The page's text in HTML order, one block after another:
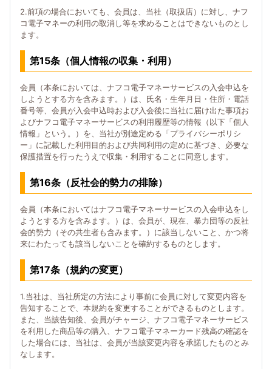
2.前項の場合においても、会員は、当社（取扱店）に対し、ナフ
コ電子マネーの利用の取消し等を求めることはできないものとし
ます。
第15条（個人情報の収集・利用）
会員（本条においては、ナフコ電子マネーサービスの入会申込を
しようとする方を含みます。）は、氏名・生年月日・住所・電話
番号等、会員が入会申込時および入会後に当社に届け出た事項お
よびナフコ電子マネーサービスの利用履歴等の情報（以下「個人
情報」という。）を、当社が別途定める「プライバシーポリシ
ー」に記載した利用目的および共同利用の定めに基づき、必要な
保護措置を行ったうえで収集・利用することに同意します。
第16条（反社会的勢力の排除）
会員（本条においてはナフコ電子マネーサービスの入会申込をし
ようとする方を含みます。）は、会員が、現在、暴力団等の反社
会的勢力（その共生者も含みます。）に該当しないこと、かつ将
来にわたっても該当しないことを確約するものとします。
第17条（規約の変更）
1.当社は、当社所定の方法により事前に会員に対して変更内容を
告知することで、本規約を変更することができるものとします。
また、当該告知後、会員がチャージ、ナフコ電子マネーサービス
を利用した商品等の購入、ナフコ電子マネーカード残高の確認を
した場合には、当社は、会員が当該変更内容を承諾したものとみ
なします。